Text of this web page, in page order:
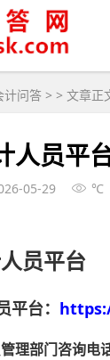
计问答 > > 文章正
人员
05-29 ℃
员平台
平台：
理部门咨询电